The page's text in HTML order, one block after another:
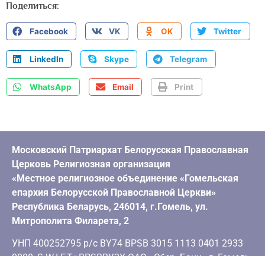
Поделиться:
Facebook VK OK Twitter
LinkedIn Skype Telegram
WhatsApp Email Print
Московский Патриархат Белорусская Православная
Церковь Религиозная организация
«Местное религиозное объединение «Гомельская
епархия Белорусской Православной Церкви»
Республика Беларусь, 246014, г.Гомель, ул.
Митрополита Филарета, 2
УНП 400252795 р/с BY74 BPSB 3015 1113 0401 2933